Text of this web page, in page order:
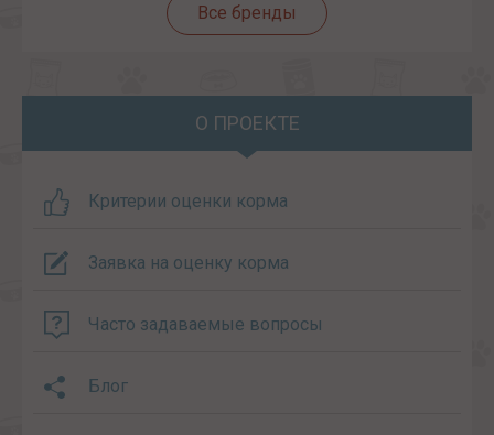
Все бренды
О ПРОЕКТЕ
Критерии оценки корма
Заявка на оценку корма
Часто задаваемые вопросы
Блог